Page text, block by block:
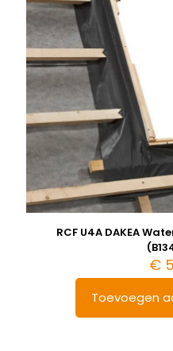
RCF U4A DAKEA
€
Toevoegen